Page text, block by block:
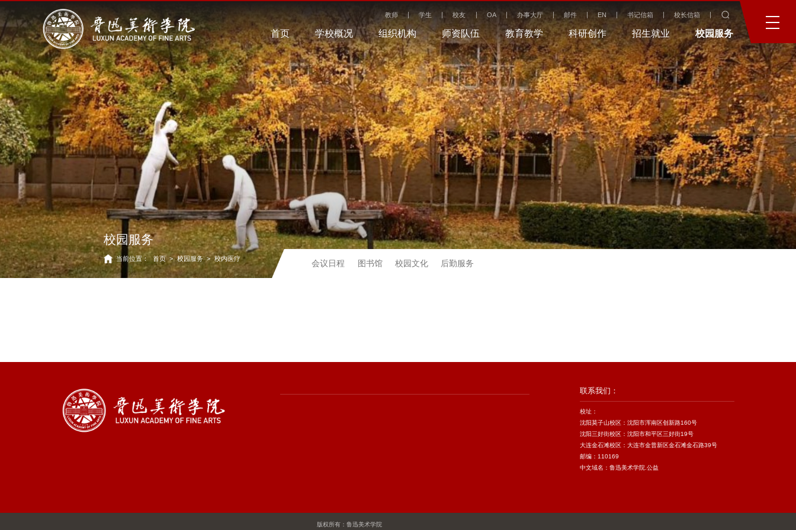
教师 学生 校友 OA 办事大厅 邮件 EN 书记信箱 校长信箱
首页 学校概况 组织机构 师资队伍 教育教学 科研创作 招生就业 校园服务
校园服务
当前位置： 首页 > 校园服务 > 校内医疗
会议日程 图书馆 校园文化 后勤服务
联系我们：
校址：
沈阳莫子山校区：沈阳市浑南区创新路160号
沈阳三好街校区：沈阳市和平区三好街19号
大连金石滩校区：大连市金普新区金石滩金石路39号
邮编：110169
中文域名：鲁迅美术学院.公益
版权所有：鲁迅美术学院